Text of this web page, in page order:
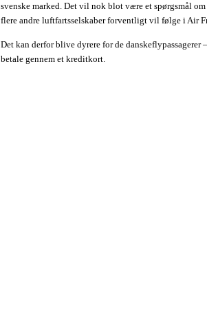
svenske marked. Det vil nok blot være et spørgsmål
flere andre luftfartsselskaber forventligt vil følge i Air
Det kan derfor blive dyrere for de
betale gennem et kreditkort.